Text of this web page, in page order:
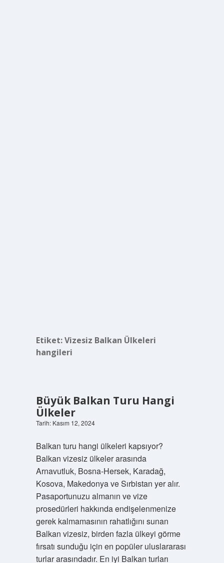
Etiket:Vizesiz Balkan Ülkeleri
hangileri
Büyük Balkan Turu Hangi
Ülkeler
Tarih: Kasım 12, 2024
Balkan turu hangi ülkeleri kapsıyor?
Balkan vizesiz ülkeler arasında
Arnavutluk, Bosna-Hersek, Karadağ,
Kosova, Makedonya ve Sırbistan yer alır.
Pasaportunuzu almanın ve vize
prosedürleri hakkında endişelenmenize
gerek kalmamasının rahatlığını sunan
Balkan vizesiz, birden fazla ülkeyi görme
fırsatı sunduğu için en popüler uluslararası
turlar arasındadır. En iyi Balkan turları